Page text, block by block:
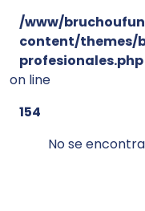
/www/
content/themes/
profesionales.php
on line
154
No se